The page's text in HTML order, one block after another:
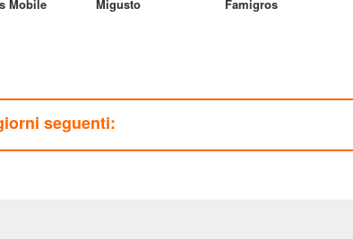
Mobile Migusto Famigros
seguenti: